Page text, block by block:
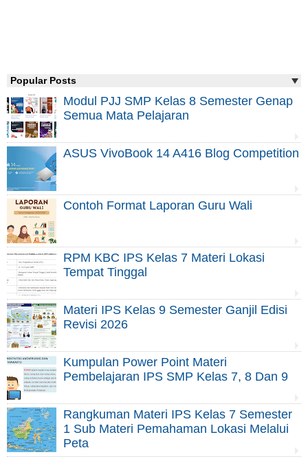
Popular Posts
Modul PJJ SMP Kelas 8 Semester Genap
Semua Mata Pelajaran
ASUS VivoBook 14 A416 Blog Competition
Contoh Format Laporan Guru Wali
RPM KBC IPS Kelas 7 Materi Lokasi
Tempat Tinggal
Materi IPS Kelas 9 Semester Ganjil Edisi
Revisi 2026
Kumpulan Power Point Materi
Pembelajaran IPS SMP Kelas 7, 8 Dan 9
Rangkuman Materi IPS Kelas 7 Semester
1 Sub Materi Pemahaman Lokasi Melalui
Peta